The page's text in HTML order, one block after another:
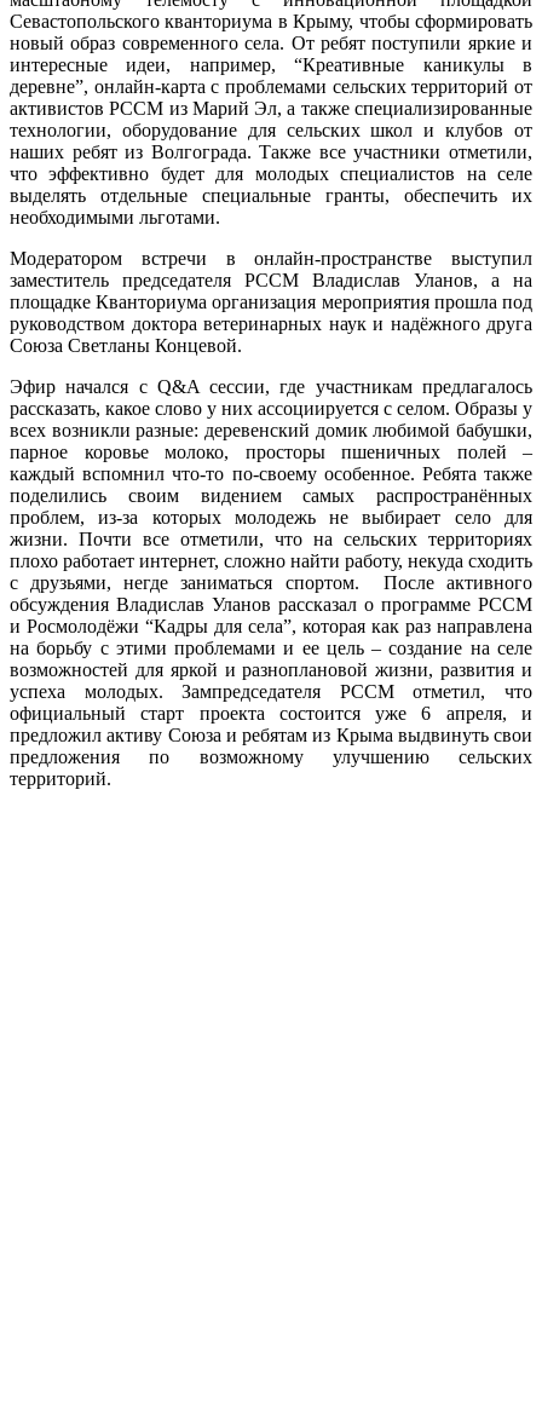
Севастопольского кванториума в Крыму, чтобы сформировать
новый образ современного села. От ребят поступили яркие и
интересные идеи, например, “Креативные каникулы в
деревне”, онлайн-карта с проблемами сельских территорий от
активистов РССМ из Марий Эл, а также специализированные
технологии, оборудование для сельских школ и клубов от
наших ребят из Волгограда. Также все участники отметили,
что эффективно будет для молодых специалистов на селе
выделять отдельные специальные гранты, обеспечить их
необходимыми льготами.
Модератором встречи в онлайн-пространстве выступил
заместитель председателя РССМ Владислав Уланов, а на
площадке Кванториума организация мероприятия прошла под
руководством доктора ветеринарных наук и надёжного друга
Союза Светланы Концевой.
Эфир начался с Q&A сессии, где участникам предлагалось
рассказать, какое слово у них ассоциируется с селом. Образы у
всех возникли разные: деревенский домик любимой бабушки,
парное коровье молоко, просторы пшеничных полей –
каждый вспомнил что-то по-своему особенное. Ребята также
поделились своим видением самых распространённых
проблем, из-за которых молодежь не выбирает село для
жизни. Почти все отметили, что на сельских территориях
плохо работает интернет, сложно найти работу, некуда сходить
с друзьями, негде заниматься спортом. После активного
обсуждения Владислав Уланов рассказал о программе РССМ
и Росмолодёжи “Кадры для села”, которая как раз направлена
на борьбу с этими проблемами и ее цель – создание на селе
возможностей для яркой и разноплановой жизни, развития и
успеха молодых. Зампредседателя РССМ отметил, что
официальный старт проекта состоится уже 6 апреля, и
предложил активу Союза и ребятам из Крыма выдвинуть свои
предложения по возможному улучшению сельских
территорий.